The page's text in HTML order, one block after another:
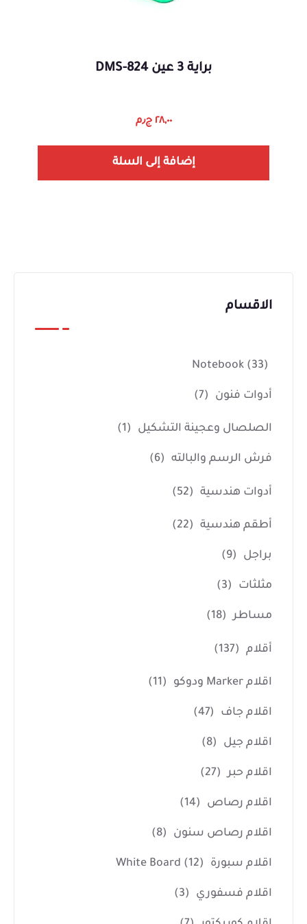
براية 3 عين DMS-824
٢٨,٠٠ ج٫م
إضافة إلى السلة
الاقسام
Notebook (33)
أدوات فنون (7)
الصلصال وعجينة التشكيل (1)
فرش الرسم والبالته (6)
أدوات هندسية (52)
أطقم هندسية (22)
براجل (9)
مثلثات (3)
مساطر (18)
أقلام (137)
اقلام Marker ودوكو (11)
اقلام جاف (47)
اقلام جيل (8)
اقلام حبر (27)
اقلام رصاص (14)
اقلام رصاص سنون (8)
اقلام سبورة White Board (12)
اقلام فسفوري (3)